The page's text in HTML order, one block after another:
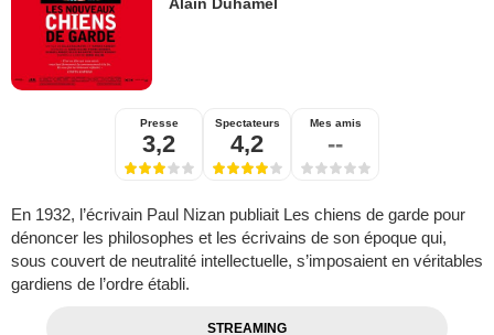
Presse
3,2
Spectateurs
4,2
Mes amis
--
En 1932, l’écrivain Paul Nizan publiait Les chiens de garde pour
dénoncer les philosophes et les écrivains de son époque qui,
sous couvert de neutralité intellectuelle, s’imposaient en véritables
gardiens de l’ordre établi.
STREAMING